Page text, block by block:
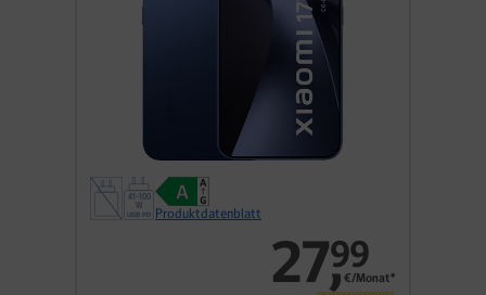
Produktdatenblatt
27,
99
€/Monat*